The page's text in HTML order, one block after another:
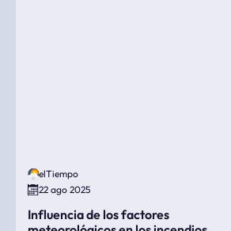
elTiempo
22 ago 2025
Influencia de los factores